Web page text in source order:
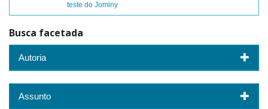
teste do Jominy
Busca facetada
Autoria
Assunto